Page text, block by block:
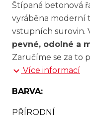
Štípaná betonová
vyráběna moderní
vstupních surovin.
pevné, odolné a
Zaručíme se za to
Více informací
BARVA:
PŘÍRODNÍ